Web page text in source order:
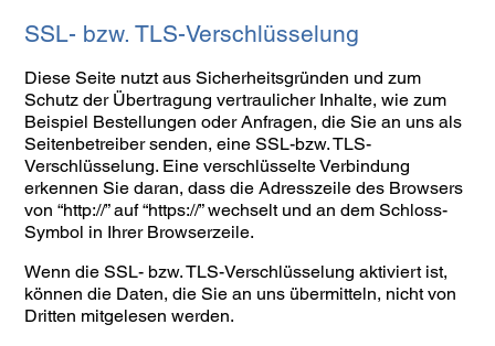
SSL- bzw. TLS-Verschlüsselung
Diese Seite nutzt aus Sicherheitsgründen und zum
Schutz der Übertragung vertraulicher Inhalte, wie zum
Beispiel Bestellungen oder Anfragen, die Sie an uns als
Seitenbetreiber senden, eine SSL-bzw. TLS-
Verschlüsselung. Eine verschlüsselte Verbindung
erkennen Sie daran, dass die Adresszeile des Browsers
von “http://” auf “https://” wechselt und an dem Schloss-
Symbol in Ihrer Browserzeile.
Wenn die SSL- bzw. TLS-Verschlüsselung aktiviert ist,
können die Daten, die Sie an uns übermitteln, nicht von
Dritten mitgelesen werden.